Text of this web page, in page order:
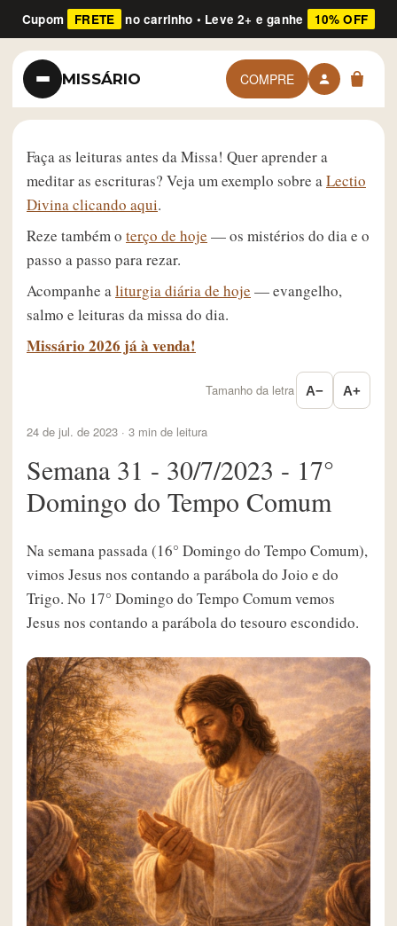
Cupom FRETE no carrinho • Leve 2+ e ganhe 10% OFF
MISSÁRIO COMPRE
Faça as leituras antes da Missa! Quer aprender a
meditar as escrituras? Veja um exemplo sobre aLectio
Divina clicando aqui.
Reze também o terço de hoje — os mistérios do dia e o
passo a passo para rezar.
Acompanhe aliturgia diária de hoje — evangelho,
salmo e leituras da missa do dia.
Missário 2026 já à venda!
Tamanho da letra A− A+
24 de jul. de 2023 · 3 min de leitura
Semana 31 - 30/7/2023 - 17°
Domingo do Tempo Comum
Na semana passada (16° Domingo do Tempo Comum),
vimos Jesus nos contando a parábola do Joio e do
Trigo. No 17° Domingo do Tempo Comum vemos
Jesus nos contando a parábola do tesouro escondido.